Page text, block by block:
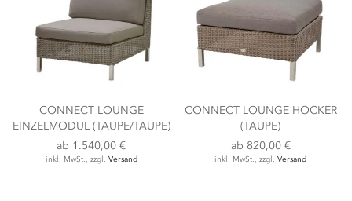
CONNECT LOUNGE
EINZELMODUL (TAUPE/TAUPE)
ab 1.540,00 €
inkl. MwSt., zzgl. Versand
CONNECT LOUNGE HOCKER
(TAUPE)
ab 820,00 €
inkl. MwSt., zzgl.Versand